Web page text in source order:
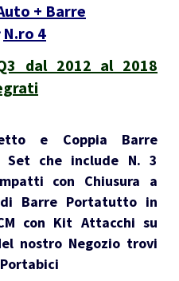
+ Barre
N.ro 4
dal 2012 al 2018
e Coppia Barre
che include N. 3
con Chiusura a
Barre Portatutto in
con Kit Attacchi su
nostro Negozio trovi